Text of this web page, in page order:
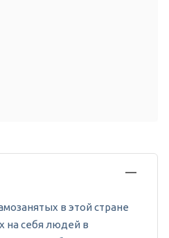
в этой стране
на себя людей в